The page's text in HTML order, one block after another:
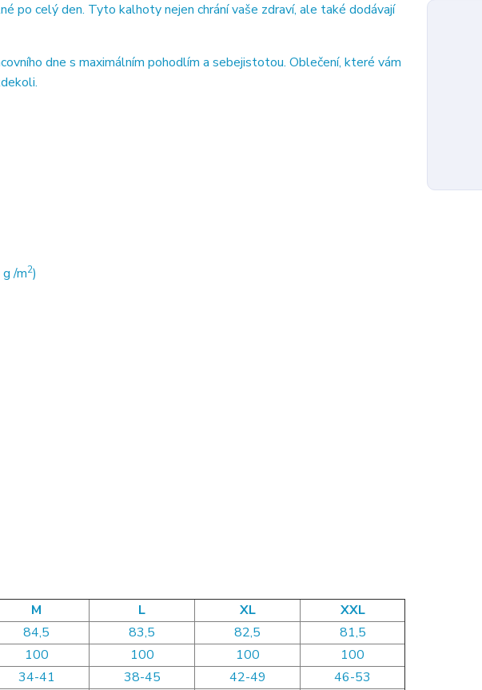
po celý den. Tyto kalhoty nejen chrání vaše zdraví, ale také dodávají
dne s maximálním pohodlím a sebejistotou. Oblečení, které vám
/m2)
M L XL
XXL
84,5 83,5 82,5
81,5
100 100 100
100
34-41 38-45 42-49
46-53